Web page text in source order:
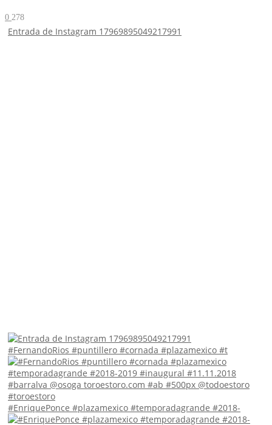
0 278
Entrada de Instagram 17969895049217991
#FernandoRios #puntillero #cornada #plazamexico #t
#EnriquePonce #plazamexico #temporadagrande #2018-